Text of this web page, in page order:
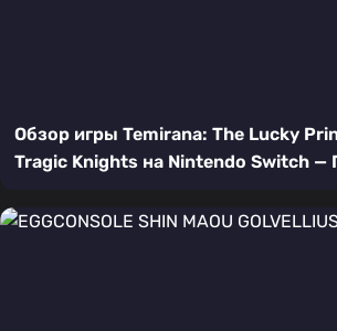
Обзор игры Temirana: The Lucky
Tragic Knights на Nintendo Switch —